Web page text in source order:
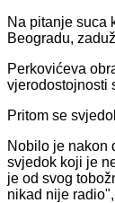
Na pitanje suca
Beogradu,
Perkovićeva
vjerodostojnosti
Pritom se
Nobilo je nakon
svjedok koji je
je od svog
nikad nije